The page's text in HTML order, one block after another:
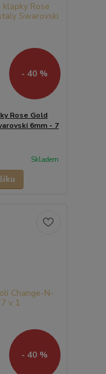
- 40 %
Rose Gold
6mm - 7
Skladem
- 40 %